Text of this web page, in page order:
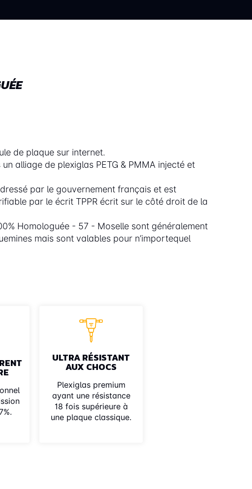
de plaque sur internet.
alliage de plexiglas PETG & PMMA injecté et
par le gouvernement français et est
par le écrit TPPR écrit sur le côté droit de la
Homologuée - 57 - Moselle sont généralement
mais sont valables pour n’importequel
ULTRA RÉSISTANT
AUX CHOCS
Plexiglas premium
ayant une résistance
18 fois supérieure à
une plaque classique.